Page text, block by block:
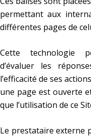
permettant aux
différentes pages de
Cette technologie
d’évaluer les
l’efficacité de ses
une page est ouverte
que l’utilisation de ce
Le prestataire externe